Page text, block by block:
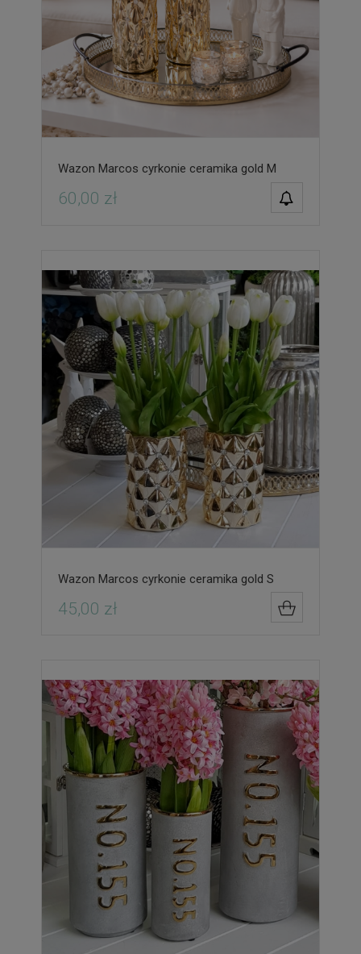
Wazon Marcos cyrkonie ceramika gold M
60,00 zł
Wazon Marcos cyrkonie ceramika gold S
45,00 zł